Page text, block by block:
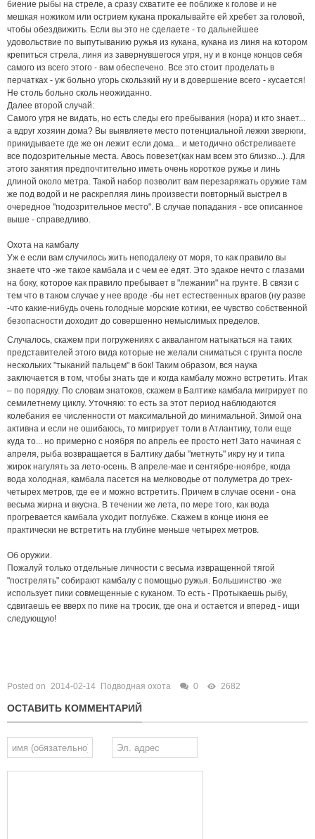
биение рыбы на стреле, а сразу схватите ее поближе к голове и не
мешкая ножиком или острием кукана прокалывайте ей хребет за головой,
чтобы обездвижить. Если вы это не сделаете - то дальнейшее
удовольствие по выпутыванию ружья из кукана, кукана из линя на котором
крепиться стрела, линя из завернувшегося угря, ну и в конце концов себя
самого из всего этого - вам обеспечено. Все это стоит проделать в
перчатках - уж больно угорь скользкий ну и в довершение всего - кусается!
Не столь больно сколь неожиданно.
Далее второй случай:
Самого угря не видать, но есть следы его пребывания (нора) и кто знает...
а вдруг хозяин дома? Вы выявляете место потенциальной лежки зверюги,
прикидываете где же он лежит если дома... и методично обстреливаете
все подозрительные места. Авось повезет(как нам всем это близко...). Для
этого занятия предпочтительно иметь очень короткое ружье и линь
длиной около метра. Такой набор позволит вам перезаряжать оружие там
же под водой и не раскрепляя линь произвести повторный выстрел в
очередное "подозрительное место". В случае попадания - все описанное
выше - справедливо.
Охота на камбалу
Уж е если вам случилось жить неподалеку от моря, то как правило вы
знаете что -же такое камбала и с чем ее едят. Это эдакое нечто с глазами
на боку, которое как правило пребывает в "лежании" на грунте. В связи с
тем что в таком случае у нее вроде -бы нет естественных врагов (ну разве
-что какие-нибудь очень голодные морские котики, ее чувство собственной
безопасности доходит до совершенно немыслимых пределов.
Случалось, скажем при погружениях с аквалангом натыкаться на таких
представителей этого вида которые не желали сниматься с грунта после
нескольких "тыканий пальцем" в бок! Таким образом, вся наука
заключается в том, чтобы знать где и когда камбалу можно встретить. Итак
– по порядку. По словам знатоков, скажем в Балтике камбала мигрирует по
семилетнему циклу. Уточняю: то есть за этот период наблюдаются
колебания ее численности от максимальной до минимальной. Зимой она
активна и если не ошибаюсь, то мигрирует толи в Атлантику, толи еще
куда то... но примерно с ноября по апрель ее просто нет! Зато начиная с
апреля, рыба возвращается в Балтику дабы "метнуть" икру ну и типа
жирок нагулять за лето-осень. В апреле-мае и сентябре-ноябре, когда
вода холодная, камбала пасется на мелководье от полуметра до трех-
четырех метров, где ее и можно встретить. Причем в случае осени - она
весьма жирна и вкусна. В течении же лета, по мере того, как вода
прогревается камбала уходит поглубже. Скажем в конце июня ее
практически не встретить на глубине меньше четырех метров.
Об оружии.
Пожалуй только отдельные личности с весьма извращенной тягой
"пострелять" собирают камбалу с помощью ружья. Большинство -же
использует пики совмещенные с куканом. То есть - Протыкаешь рыбу,
сдвигаешь ее вверх по пике на тросик, где она и остается и вперед - ищи
следующую!
Posted on 2014-02-14 Подводная охота 0 2682
ОСТАВИТЬ КОММЕНТАРИЙ